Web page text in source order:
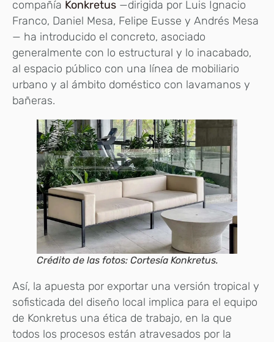
compañía Konkretus —dirigida por Luis Ignacio
Franco, Daniel Mesa, Felipe Eusse y Andrés Mesa
— ha introducido el concreto, asociado
generalmente con lo estructural y lo inacabado,
al espacio público con una línea de mobiliario
urbano y al ámbito doméstico con lavamanos y
bañeras.
Crédito de las fotos: Cortesía Konkretus.
Así, la apuesta por exportar una versión tropical y
sofisticada del diseño local implica para el equipo
de Konkretus una ética de trabajo, en la que
todos los procesos están atravesados por la